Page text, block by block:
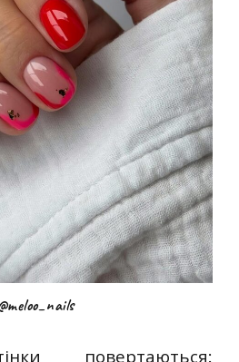
повертаються: